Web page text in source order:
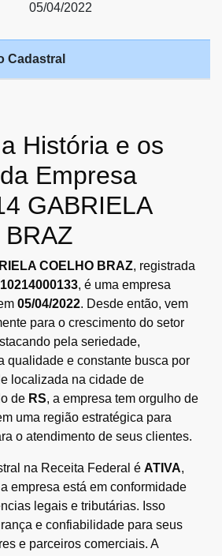
05/04/2022
Cadastral
História e os
Empresa
GABRIELA
COELHO BRAZ, registrada
, é uma empresa
05/04/2022. Desde então, vem
para o crescimento do setor
pela seriedade,
qualidade e constante busca por
localizada na cidade de
de RS, a empresa tem orgulho de
uma região estratégica para
o atendimento de seus clientes.
na Receita Federal é ATIVA,
empresa está em conformidade
legais e tributárias. Isso
e confiabilidade para seus
e parceiros comerciais. A